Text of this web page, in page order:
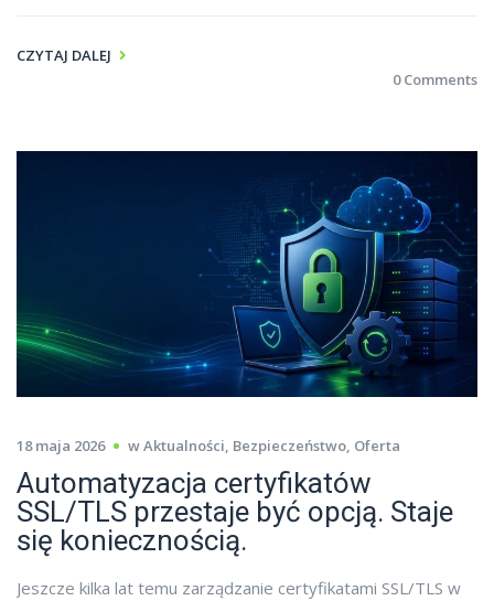
CZYTAJ DALEJ
0 Comments
18 maja 2026 wAktualności, Bezpieczeństwo, Oferta
Automatyzacja certyfikatów
SSL/TLS przestaje być opcją. Staje
się koniecznością.
Jeszcze kilka lat temu zarządzanie certyfikatami SSL/TLS w